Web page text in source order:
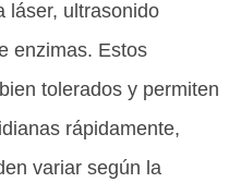
láser, ultrasonido
enzimas. Estos
tolerados y permiten
rápidamente,
variar según la